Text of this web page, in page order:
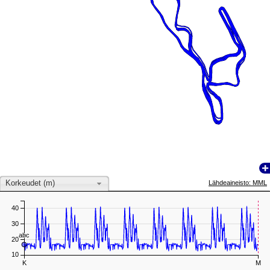
Lähdeaineisto: MML
Korkeudet (m)
K M
10
20
30
40
abc
abc